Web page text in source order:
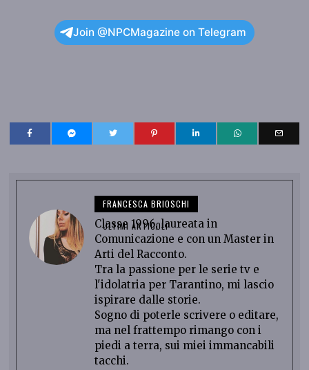
Join @NPCMagazine on Telegram
FRANCESCA BRIOSCHI
ULTIMI ARTICOLI
Classe 1996, laureata in
Comunicazione e con un Master in
Arti del Racconto.
Tra la passione per le serie tv e
l'idolatria per Tarantino, mi lascio
ispirare dalle storie.
Sogno di poterle scrivere o editare,
ma nel frattempo rimango con i
piedi a terra, sui miei immancabili
tacchi.